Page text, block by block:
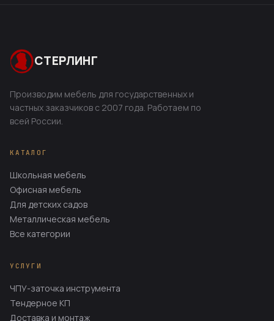
СТЕРЛИНГ
Производим мебель для государственных и
частных заказчиков с 2007 года. Работаем по
всей России.
КАТАЛОГ
Школьная мебель
Офисная мебель
Для детских садов
Металлическая мебель
Все категории
УСЛУГИ
ЧПУ-заточка инструмента
Тендерное КП
Доставка и монтаж